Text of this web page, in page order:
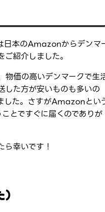
日本のAmazonからデンマ
紹介しました。
物価の高いデンマークで生
した方が安いものも多いの
した。さすがAmazonとい
とですぐに届くのでありが
幸いです！